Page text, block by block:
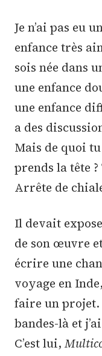
Je n’ai pas eu
enfance très
sois née dans
une enfance
une enfance
a des
Mais de quoi
prends la tête
Arrête de
Il devait
de son œuvre
écrire une
voyage en
faire un projet.
bandes-là et
C’est lui,